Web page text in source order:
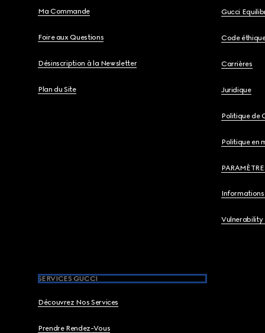
Ma Commande
Foire aux Questions
Désinscription à la Newsletter
Plan du Site
Gucci
Code
Carrières
Juridique
Politique de
Politique en
Informations
Vulnerability
SERVICES GUCCI
Découvrez Nos Services
Prendre Rendez-Vous